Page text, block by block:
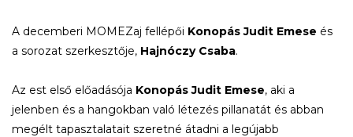
A decemberi MOMEZaj fellépői Konopás Judit Emese és
a sorozat szerkesztője, Hajnóczy Csaba.
Az est első előadásója Konopás Judit Emese, aki a
jelenben és a hangokban való létezés pillanatát és abban
megélt tapasztalatait szeretné átadni a legújabb